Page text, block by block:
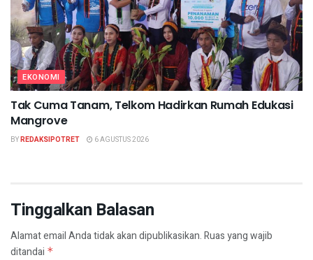
EKONOMI
Tak Cuma Tanam, Telkom Hadirkan Rumah Edukasi
Mangrove
BYREDAKSIPOTRET 6 AGUSTUS 2026
Tinggalkan Balasan
Alamat email Anda tidak akan dipublikasikan.Ruas yang wajib
ditandai *